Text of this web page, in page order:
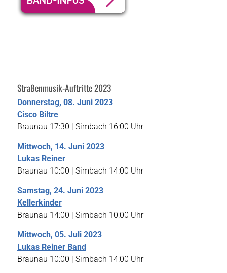
Straßenmusik-Auftritte 2023
Donnerstag, 08. Juni 2023
Cisco Biltre
Braunau 17:30 | Simbach 16:00 Uhr
Mittwoch, 14. Juni 2023
Lukas Reiner
Braunau 10:00 | Simbach 14:00 Uhr
Samstag, 24. Juni 2023
Kellerkinder
Braunau 14:00 | Simbach 10:00 Uhr
Mittwoch, 05. Juli 2023
Lukas Reiner Band
Braunau 10:00 | Simbach 14:00 Uhr